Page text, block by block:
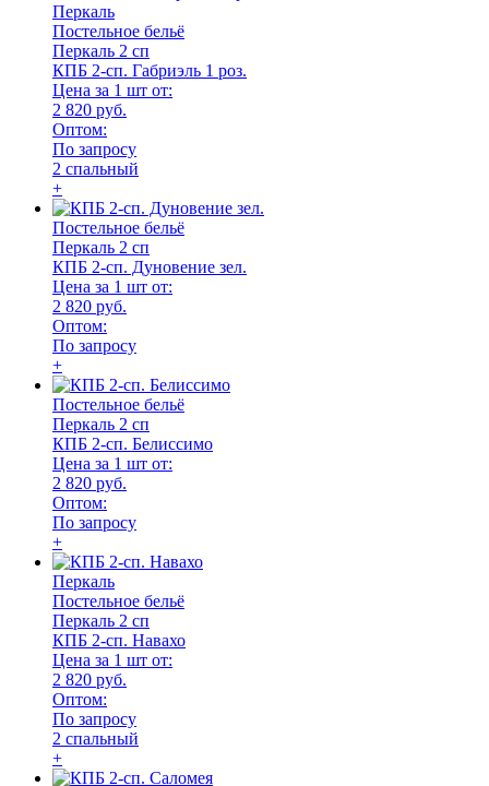
Перкаль
Постельное бельё
Перкаль 2 сп
КПБ 2-сп. Габриэль 1 роз.
Цена за 1 шт от:
2 820 руб.
Оптом:
По запросу
2 спальный
+
Постельное бельё
Перкаль 2 сп
КПБ 2-сп. Дуновение зел.
Цена за 1 шт от:
2 820 руб.
Оптом:
По запросу
+
Постельное бельё
Перкаль 2 сп
КПБ 2-сп. Белиссимо
Цена за 1 шт от:
2 820 руб.
Оптом:
По запросу
+
Перкаль
Постельное бельё
Перкаль 2 сп
КПБ 2-сп. Навахо
Цена за 1 шт от:
2 820 руб.
Оптом:
По запросу
2 спальный
+